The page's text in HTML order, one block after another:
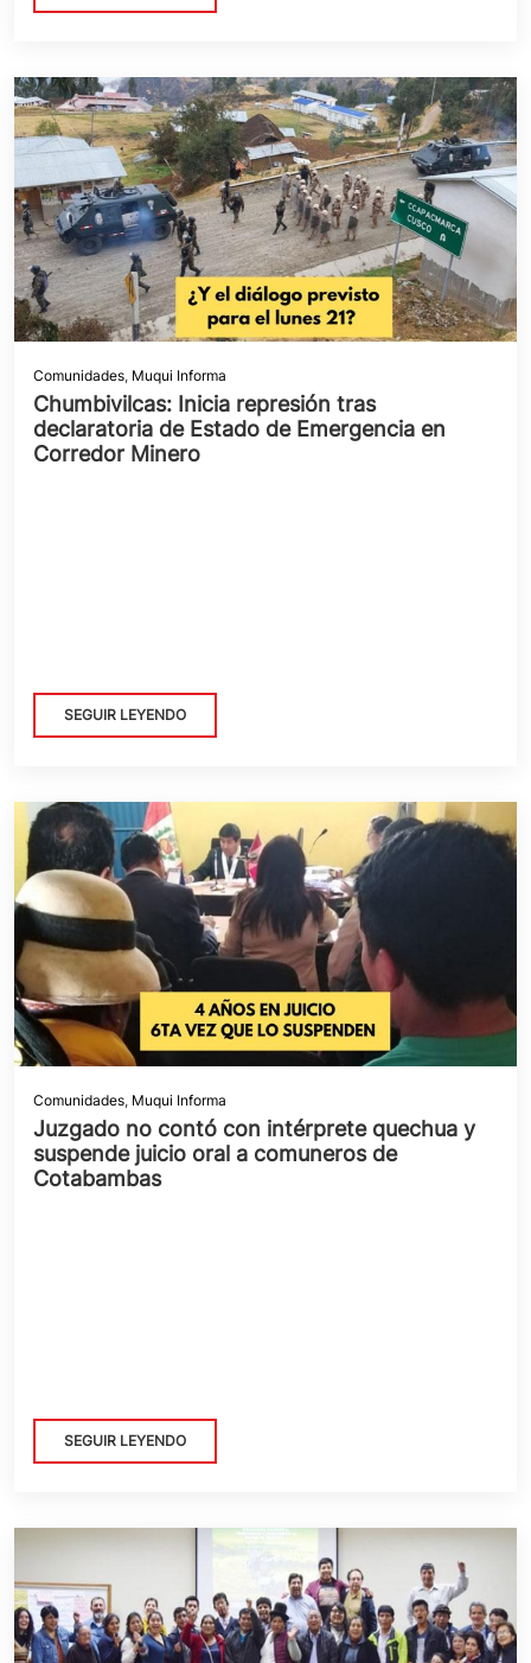
Comunidades, Muqui Informa
Chumbivilcas: Inicia represión tras
declaratoria de Estado de Emergencia en
Corredor Minero
SEGUIR LEYENDO
Comunidades, Muqui Informa
Juzgado no contó con intérprete quechua y
suspende juicio oral a comuneros de
Cotabambas
SEGUIR LEYENDO